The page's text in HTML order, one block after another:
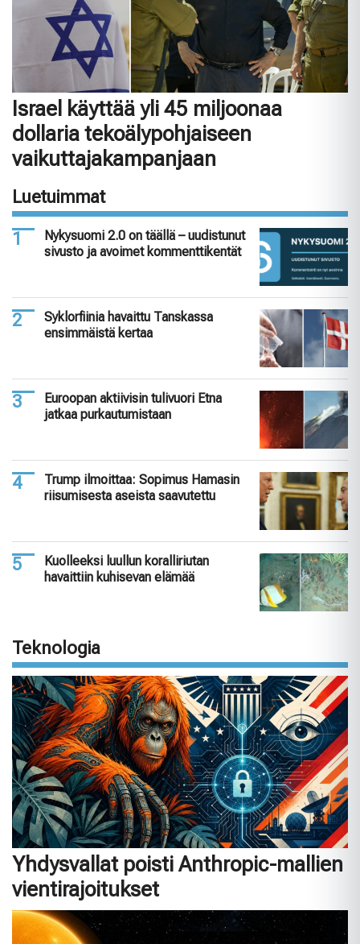
Israel käyttää yli 45 miljoonaa
dollaria tekoälypohjaiseen
vaikuttajakampanjaan
Luetuimmat
Nykysuomi 2.0 on täällä – uudistunut
sivusto ja avoimet kommenttikentät
Syklorfiinia havaittu Tanskassa
ensimmäistä kertaa
Euroopan aktiivisin tulivuori Etna
jatkaa purkautumistaan
Trump ilmoittaa: Sopimus Hamasin
riisumisesta aseista saavutettu
Kuolleeksi luullun koralliriutan
havaittiin kuhisevan elämää
Teknologia
Yhdysvallat poisti Anthropic-mallien
vientirajoitukset